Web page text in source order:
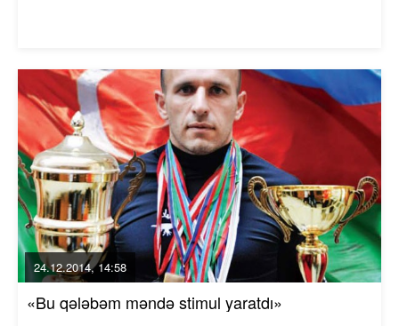
24.12.2014, 14:58
«Bu qələbəm məndə stimul yaratdı»